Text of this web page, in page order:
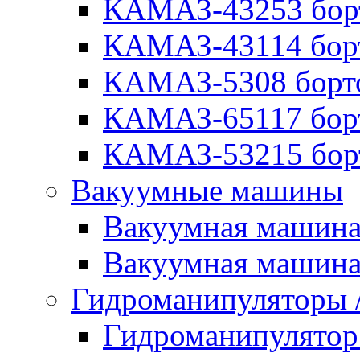
КАМАЗ-43253
КАМАЗ-43114
КАМАЗ-5308
КАМАЗ-65117
КАМАЗ-53215
Вакуумные машины
Вакуумная
Вакуумная